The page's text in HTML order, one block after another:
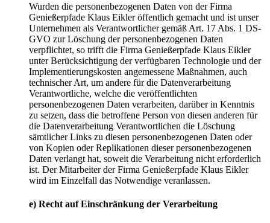
Wurden die personenbezogenen Daten von der Firma
Genießerpfade Klaus Eikler öffentlich gemacht und ist unser
Unternehmen als Verantwortlicher gemäß Art. 17 Abs. 1 DS-
GVO zur Löschung der personenbezogenen Daten
verpflichtet, so trifft die Firma Genießerpfade Klaus Eikler
unter Berücksichtigung der verfügbaren Technologie und der
Implementierungskosten angemessene Maßnahmen, auch
technischer Art, um andere für die Datenverarbeitung
Verantwortliche, welche die veröffentlichten
personenbezogenen Daten verarbeiten, darüber in Kenntnis
zu setzen, dass die betroffene Person von diesen anderen für
die Datenverarbeitung Verantwortlichen die Löschung
sämtlicher Links zu diesen personenbezogenen Daten oder
von Kopien oder Replikationen dieser personenbezogenen
Daten verlangt hat, soweit die Verarbeitung nicht erforderlich
ist. Der Mitarbeiter der Firma Genießerpfade Klaus Eikler
wird im Einzelfall das Notwendige veranlassen.
e) Recht auf Einschränkung der Verarbeitung